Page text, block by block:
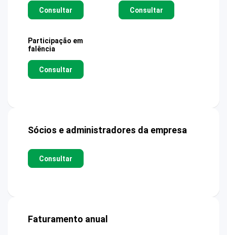
Consultar Consultar
Participação em
falência
Consultar
Sócios e administradores da empresa
Consultar
Faturamento anual